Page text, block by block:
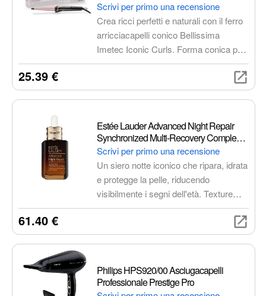
Scrivi per primo una recensione
Crea ricci perfetti e naturali con il ferro
arricciacapelli conico Bellissima
Imetec Iconic Curls. Forma conica per
ricci di diverse dimensioni,
protezione dei capelli, temperatura
Include guanto termico e puntale
antiscottatura.
25.39 €
Estée Lauder Advanced Night Repair
Synchronized Multi-Recovery Complex,
50 ml
Scrivi per primo una recensione
Un siero notte iconico che ripara, idrata
e protegge la pelle, riducendo
visibilmente i segni dell'età. Texture
leggera e setosa, ideale per tutti i tipi di
pelle. Un vero elisir di bellezza per una
pelle radiosa e giovane.
61.40 €
Philips HPS920/00 Asciugacapelli
Professionale Prestige Pro